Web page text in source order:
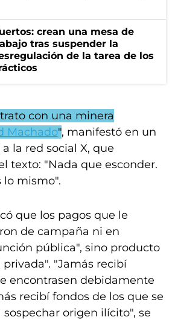
crean una mesa de
tras suspender la
de la tarea de los
con una minera
Machado", manifestó en un
la red social X, que
texto: "Nada que esconder.
lo mismo".
que los pagos que le
de campaña ni en
pública", sino producto
"Jamás recibí
encontrasen debidamente
recibí fondos de los que se
origen ilícito", se